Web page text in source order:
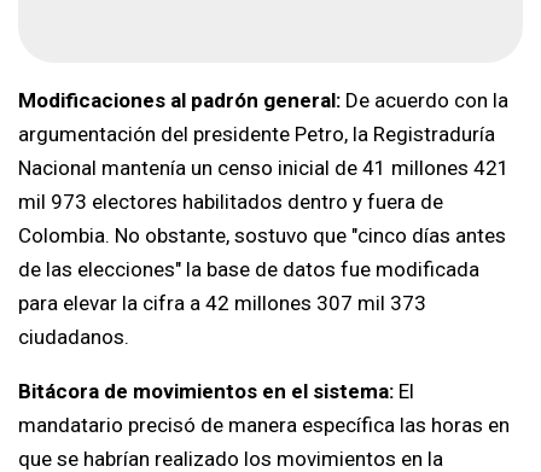
Modificaciones al padrón general: De acuerdo con la
argumentación del presidente Petro, la Registraduría
Nacional mantenía un censo inicial de 41 millones 421
mil 973 electores habilitados dentro y fuera de
Colombia. No obstante, sostuvo que "cinco días antes
de las elecciones" la base de datos fue modificada
para elevar la cifra a 42 millones 307 mil 373
ciudadanos.
Bitácora de movimientos en el sistema: El
mandatario precisó de manera específica las horas en
que se habrían realizado los movimientos en la